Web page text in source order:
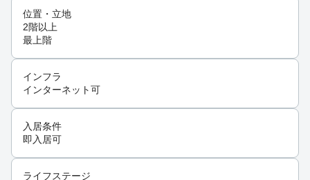
位置・立地
2階以上
最上階
インフラ
インターネット可
入居条件
即入居可
ライフステージ